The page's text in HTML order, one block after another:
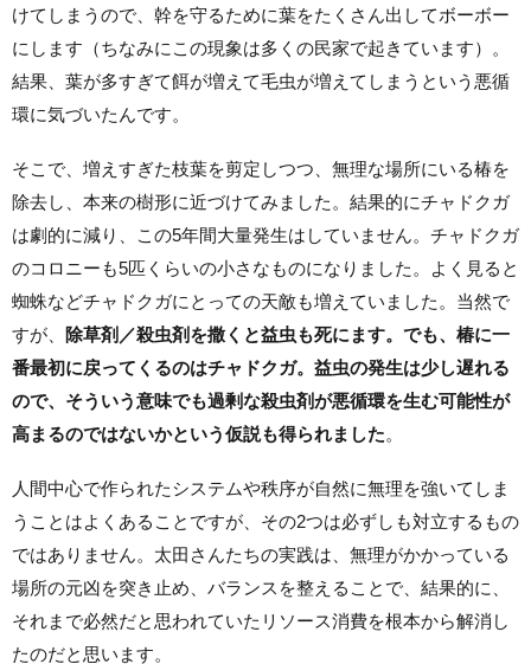
けてしまうので、幹を守るために葉をたくさん出してボーボー
にします（ちなみにこの現象は多くの民家で起きています）。
結果、葉が多すぎて餌が増えて毛虫が増えてしまうという悪循
環に気づいたんです。
そこで、増えすぎた枝葉を剪定しつつ、無理な場所にいる椿を
除去し、本来の樹形に近づけてみました。結果的にチャドクガ
は劇的に減り、この5年間大量発生はしていません。チャドクガ
のコロニーも5匹くらいの小さなものになりました。よく見ると
蜘蛛などチャドクガにとっての天敵も増えていました。当然で
すが、
除草剤／殺虫剤を撒くと益虫も死にます。でも、椿に一
番最初に戻ってくるのはチャドクガ。益虫の発生は少し遅れる
ので、そういう意味でも過剰な殺虫剤が悪循環を生む可能性が
高まるのではないかという仮説も得られました。
人間中心で作られたシステムや秩序が自然に無理を強いてしま
うことはよくあることですが、その2つは必ずしも対立するもの
ではありません。太田さんたちの実践は、無理がかかっている
場所の元凶を突き止め、バランスを整えることで、結果的に、
それまで必然だと思われていたリソース消費を根本から解消し
たのだと思います。